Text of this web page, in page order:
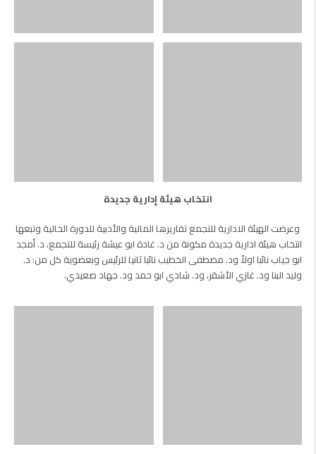
انتخاب هيئة إدارية جديدة
وعرضت الهيئة الادارية للتجمع تقاريرها المالية والأدبية للدورة الحالية وتبعها
انتخاب هيئة ادارية جديدة مكونة من د. غادة ابو عيشة رئيسة للتجمع، د. أمجد
ابو جياب نائبا اولاً ود. مصطفى الخطيب نائبا ثانيا للرئيس وبعضوية كل من: د.
وليد البنا ود. غازي الأشقر، ود. شادي ابو حمد ود. جهاد صعيدي.